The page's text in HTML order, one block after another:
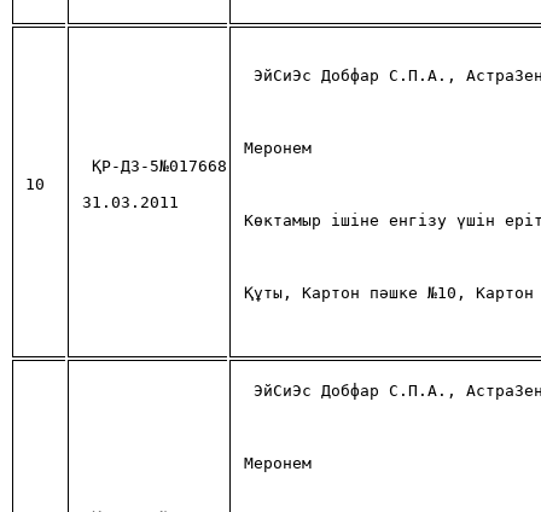
10
ҚР-ДЗ-5№017668
31.03.2011
ЭйСиЭс Добфар С.П.А.,
Меронем
Көктамыр ішіне енгізу үшін
Құты, Картон пәшке №10, Картон
ЭйСиЭс Добфар С.П.А.,
Меронем